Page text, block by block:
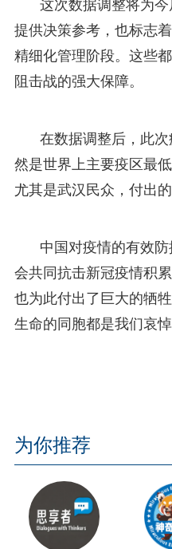
这次数据调整将为
提供决策参考，也标志
精细化管理阶段。这些
阻击战的强大保障。
在数据调整后，此
然是世界上主要疫区最
尤其是武汉民众，付出的
中国对疫情的有效
会共同抗击新冠疫情积
也为此付出了巨大的牺
生命的同胞都是我们哀悼
为你推荐